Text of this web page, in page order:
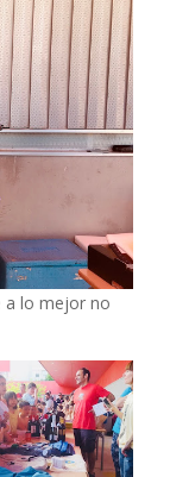
a lo mejor no